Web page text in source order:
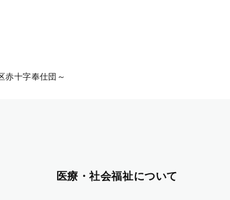
赤十字奉仕団～
医療・社会福祉について